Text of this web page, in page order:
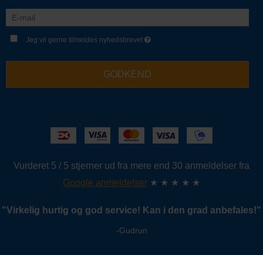
Jeg vil gerne tilmeldes nyhedsbrevet
GODKEND
Vurderet 5 / 5 stjerner ud fra mere end 30 anmeldelser fra
Google anmeldelser ★ ★ ★ ★ ★
"Virkelig hurtig og god service! Kan i den grad anbefales!"
-Gudrun